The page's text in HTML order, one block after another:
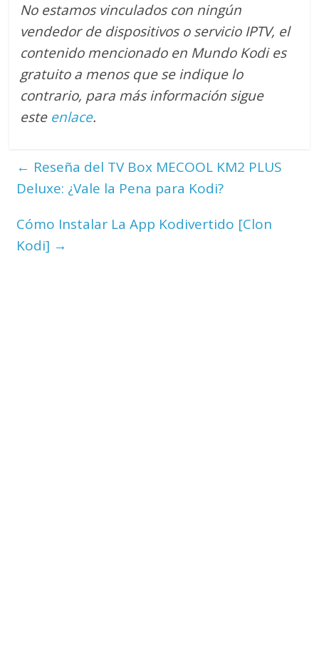
No estamos vinculados con ningún
vendedor de dispositivos o servicio IPTV, el
contenido mencionado en Mundo Kodi es
gratuito a menos que se indique lo
contrario, para más información sigue
este enlace.
← Reseña del TV Box MECOOL KM2 PLUS
Deluxe: ¿Vale la Pena para Kodi?
Cómo Instalar La App Kodivertido [Clon
Kodi] →